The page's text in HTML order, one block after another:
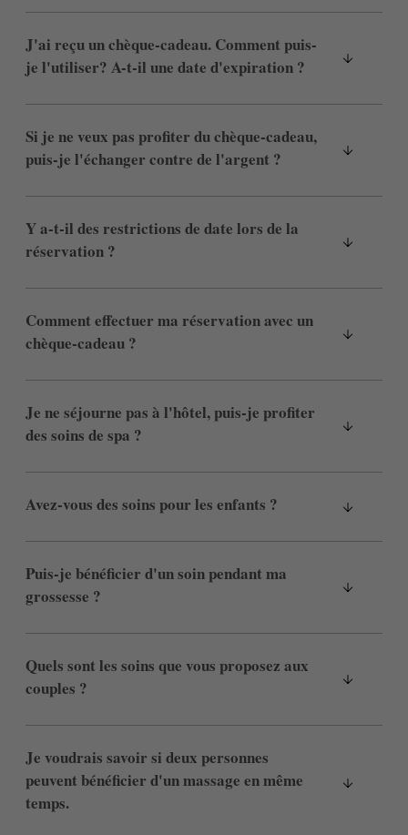
Accès
J'ai reçu un chèque-cadeau. Comment puis-
je l'utiliser? A-t-il une date d'expiration ?
Si je ne veux pas profiter du chèque-cadeau,
puis-je l'échanger contre de l'argent ?
Y a-t-il des restrictions de date lors de la
réservation ?
Comment effectuer ma réservation avec un
chèque-cadeau ?
Je ne séjourne pas à l'hôtel, puis-je profiter
des soins de spa ?
Avez-vous des soins pour les enfants ?
Puis-je bénéficier d'un soin pendant ma
grossesse ?
Quels sont les soins que vous proposez aux
couples ?
Je voudrais savoir si deux personnes
peuvent bénéficier d'un massage en même
temps.